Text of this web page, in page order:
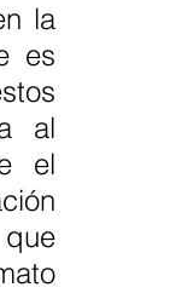
la
es
al
el